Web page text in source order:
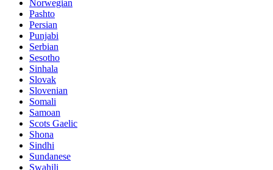
Norwegian
Pashto
Persian
Punjabi
Serbian
Sesotho
Sinhala
Slovak
Slovenian
Somali
Samoan
Scots Gaelic
Shona
Sindhi
Sundanese
Swahili